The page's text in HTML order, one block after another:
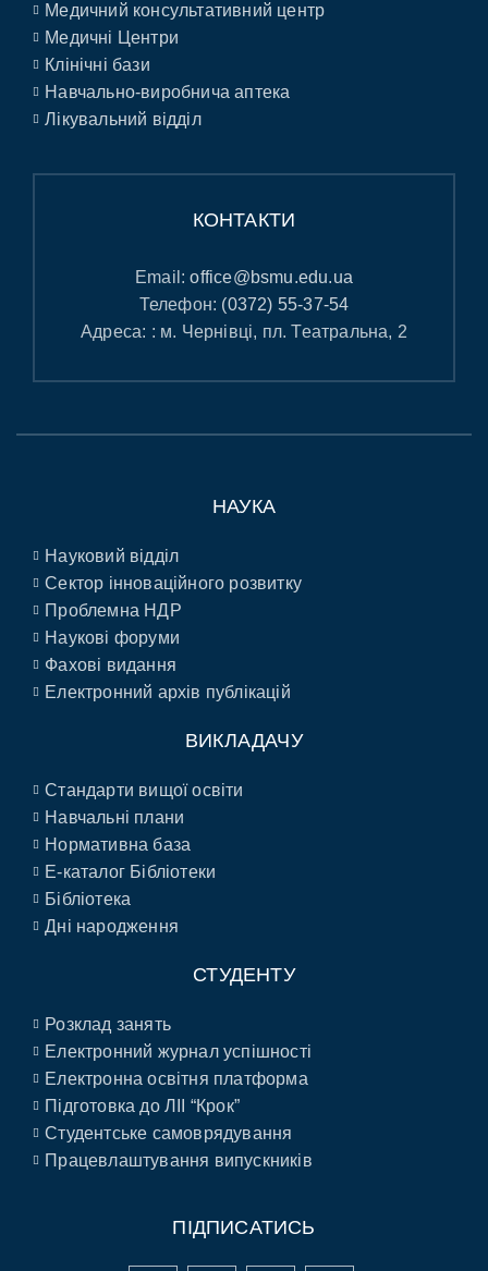
Медичний консультативний центр
Медичні Центри
Клінічні бази
Навчально-виробнича аптека
Лікувальний відділ
КОНТАКТИ
Email:office@bsmu.edu.ua
Телефон: (0372) 55-37-54
Адреса: : м. Чернівці, пл. Театральна, 2
НАУКА
Науковий відділ
Сектор інноваційного розвитку
Проблемна НДР
Наукові форуми
Фахові видання
Електронний архів публікацій
ВИКЛАДАЧУ
Стандарти вищої освіти
Навчальні плани
Нормативна база
E-каталог Бібліотеки
Бібліотека
Дні народження
СТУДЕНТУ
Розклад занять
Електронний журнал успішності
Електронна освітня платформа
Підготовка до ЛІІ “Крок”
Студентське самоврядування
Працевлаштування випускників
ПІДПИСАТИСЬ